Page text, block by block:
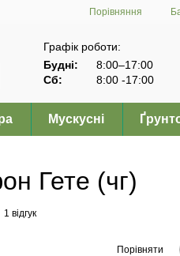
Порівняння
Графік роботи:
Будні:
8:00–17:00
Сб:
8:00 -17:00
Мускусні
Гете (чг)
1 відгук
Порівняти